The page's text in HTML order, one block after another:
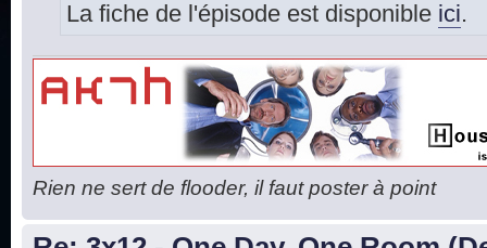
La fiche de l'épisode est disponible ici.
Rien ne sert de flooder, il faut poster à point